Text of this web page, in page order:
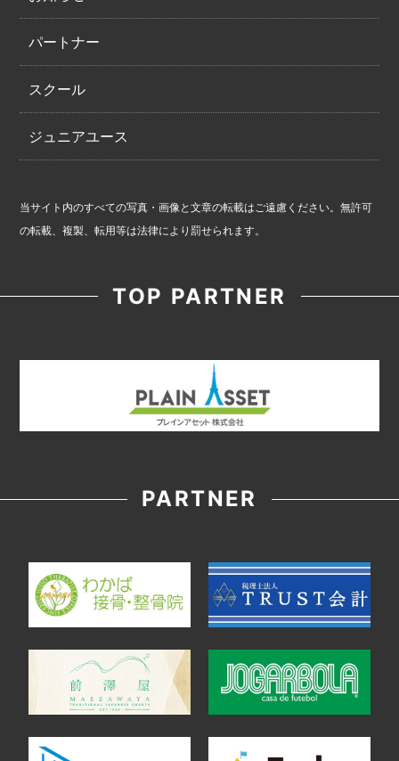
パートナー
スクール
ジュニアユース
当サイト内のすべての写真・画像と文章の転載はご遠慮ください。無許可
の転載、複製、転用等は法律により罰せられます。
TOP PARTNER
PARTNER